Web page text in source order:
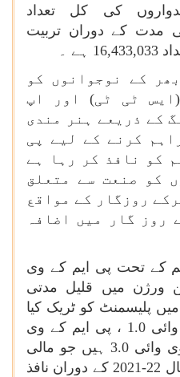
کی کل تعداد
اسی مدت کے دوران تربیت
۔
کے نوجوانوں کو
ٹی ٹی) اور اپ
کے ذریعے ہنر مندی
کرنے کے لیے پی
کو نافذ کر رہا ہے
کو صنعت سے متعلق
روزگار کے مواقع
روز گار میں اضافہ
کے تحت پی ایم کے وی
ورژن میں قلیل مدتی
پلیسمنٹ کو ٹریک کیا
گیا جو کہ پی ایم کے وی وائی 1.0 ، پی ایم کے وی
وائی 2.0 اور پی ایم کے وی وائی 3.0 ہیں جو مالی
سال 16-2015 سے مالی سال 22-2021 کے دوران نافذ